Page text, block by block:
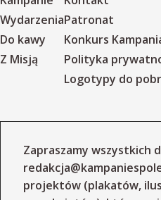
Wydarzenia
Do kawy
Z Misją
Patronat
Konkurs
Polityka
Logotypy do
Zapraszamy wszystkich
projektów (plakatów,